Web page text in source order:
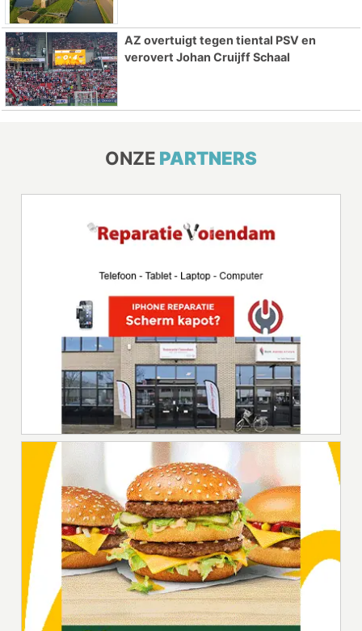
AZ overtuigt tegen tiental PSV en
verovert Johan Cruijff Schaal
ONZE PARTNERS